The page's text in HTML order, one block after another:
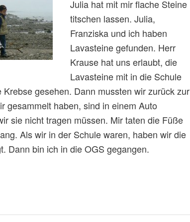
Julia hat mit mir flache Steine
titschen lassen. Julia,
Franziska und ich haben
Lavasteine gefunden. Herr
Krause hat uns erlaubt, die
Lavasteine mit in die Schule
gesehen. Dann mussten wir zurück zur
gesammelt haben, sind in einem Auto
sie nicht tragen müssen. Mir taten die Füße
Als wir in der Schule waren, haben wir die
Dann bin ich in die OGS gegangen.